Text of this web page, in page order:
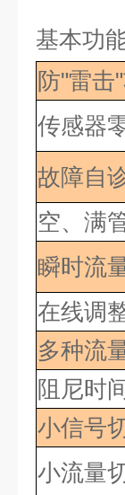
基本功
防"雷击
传感器
故障自
空、满
瞬时流
在线调
多种流
阻尼时
小信号
小流量